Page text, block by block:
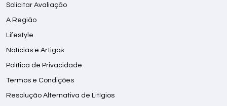
Solicitar Avaliação
A Região
Lifestyle
Notícias e Artigos
Política de Privacidade
Termos e Condições
Resolução Alternativa de Litígios